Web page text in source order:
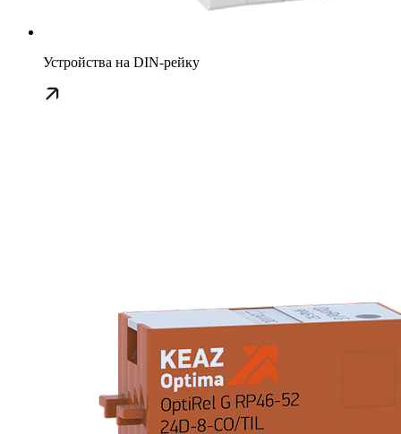
Устройства на DIN-рейку